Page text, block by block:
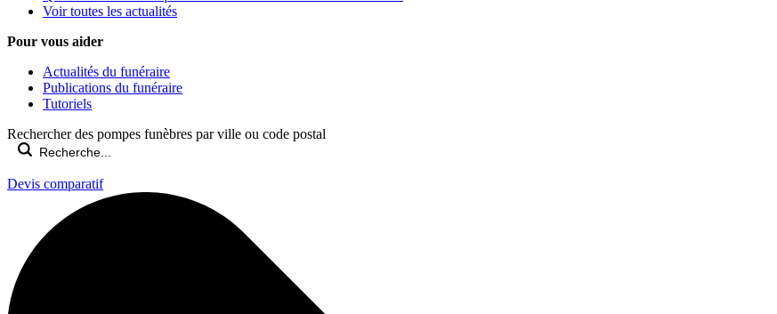
Voir toutes les actualités
Pour vous aider
Actualités du funéraire
Publications du funéraire
Tutoriels
Rechercher des pompes funèbres par ville ou code postal
Devis comparatif